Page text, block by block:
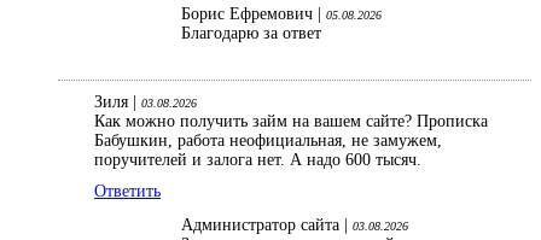
Борис Ефремович | 05.08.2026
Благодарю за ответ
Зиля | 03.08.2026
Как можно получить займ на вашем сайте? Прописка
Бабушкин, работа неофициальная, не замужем,
поручителей и залога нет. А надо 600 тысяч.
Ответить
Администратор сайта |
03.08.2026